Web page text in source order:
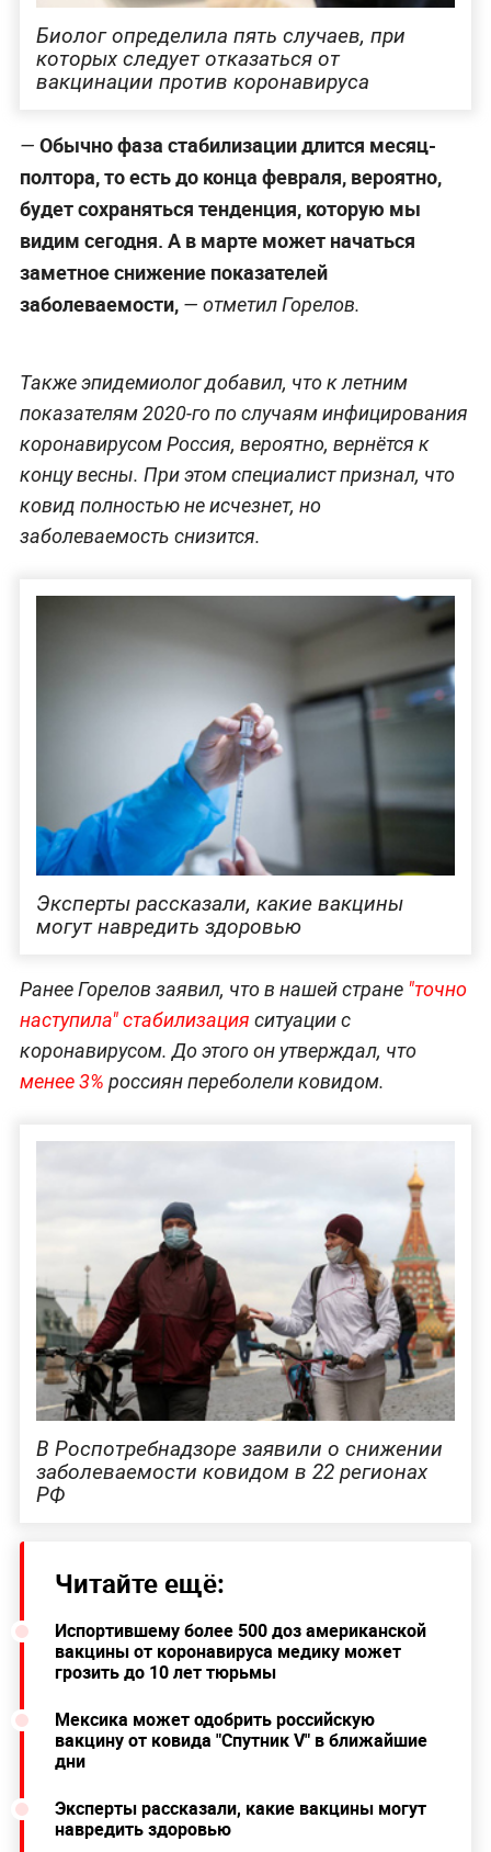
Биолог определила пять случаев, при
которых следует отказаться от
вакцинации против коронавируса
— Обычно фаза стабилизации длится месяц-
полтора, то есть до конца февраля, вероятно,
будет сохраняться тенденция, которую мы
видим сегодня. А в марте может начаться
заметное снижение показателей
заболеваемости,— отметил Горелов.
Также эпидемиолог добавил, что к летним
показателям 2020-го по случаям инфицирования
коронавирусом Россия, вероятно, вернётся к
концу весны. При этом специалист признал, что
ковид полностью не исчезнет, но
заболеваемость снизится.
Эксперты рассказали, какие вакцины
могут навредить здоровью
Ранее Горелов заявил, что в нашей стране "точно
наступила" стабилизация ситуации с
коронавирусом. До этого он утверждал, что
менее 3% россиян переболели ковидом.
В Роспотребнадзоре заявили о снижении
заболеваемости ковидом в 22 регионах
РФ
Читайте ещё:
Испортившему более 500 доз американской
вакцины от коронавируса медику может
грозить до 10 лет тюрьмы
Мексика может одобрить российскую
вакцину от ковида "Спутник V" в ближайшие
дни
Эксперты рассказали, какие вакцины могут
навредить здоровью